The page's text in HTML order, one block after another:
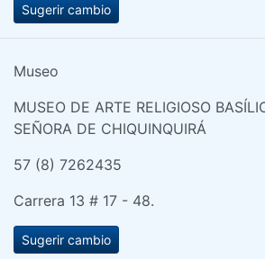
Sugerir cambio
Museo
MUSEO DE ARTE RELIGIOSO
SEÑORA DE CHIQUINQUIRÁ
57 (8) 7262435
Carrera 13 # 17 - 48.
Sugerir cambio